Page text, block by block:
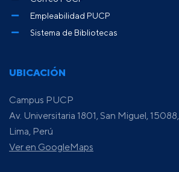
UBICACIÓN
Campus PUCP
Av. Universitaria 1801, San Miguel, 15088,
Lima, Perú
Ver en GoogleMaps
Empleabilidad PUCP
Sistema de Bibliotecas